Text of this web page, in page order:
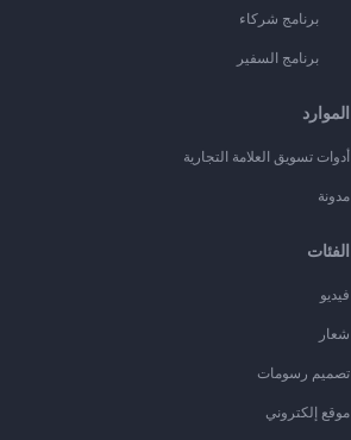
برنامج شركاء
برنامج السفير
الموارد
أدوات تسويق العلامة التجارية
مدونة
الفئات
فيديو
شعار
تصميم رسومات
موقع إلكتروني